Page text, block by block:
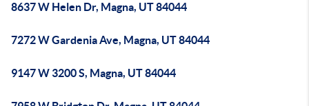
8637 W Helen Dr, Magna, UT 84044
7272 W Gardenia Ave, Magna, UT 84044
9147 W 3200 S, Magna, UT 84044